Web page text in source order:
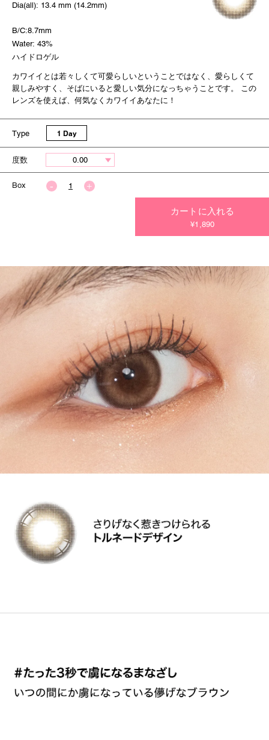
Dia(all): 13.4 mm (14.2mm)
B/C:8.7mm
Water: 43%
ハイドロゲル
カワイイとは若々しくて可愛らしいということではなく、愛らしくて
親しみやすく、そばにいると愛しい気分になっちゃうことです。 この
レンズを使えば、何気なくカワイイあなたに！
Type 1 Day
度数
Box
カートに入れる
¥1,890